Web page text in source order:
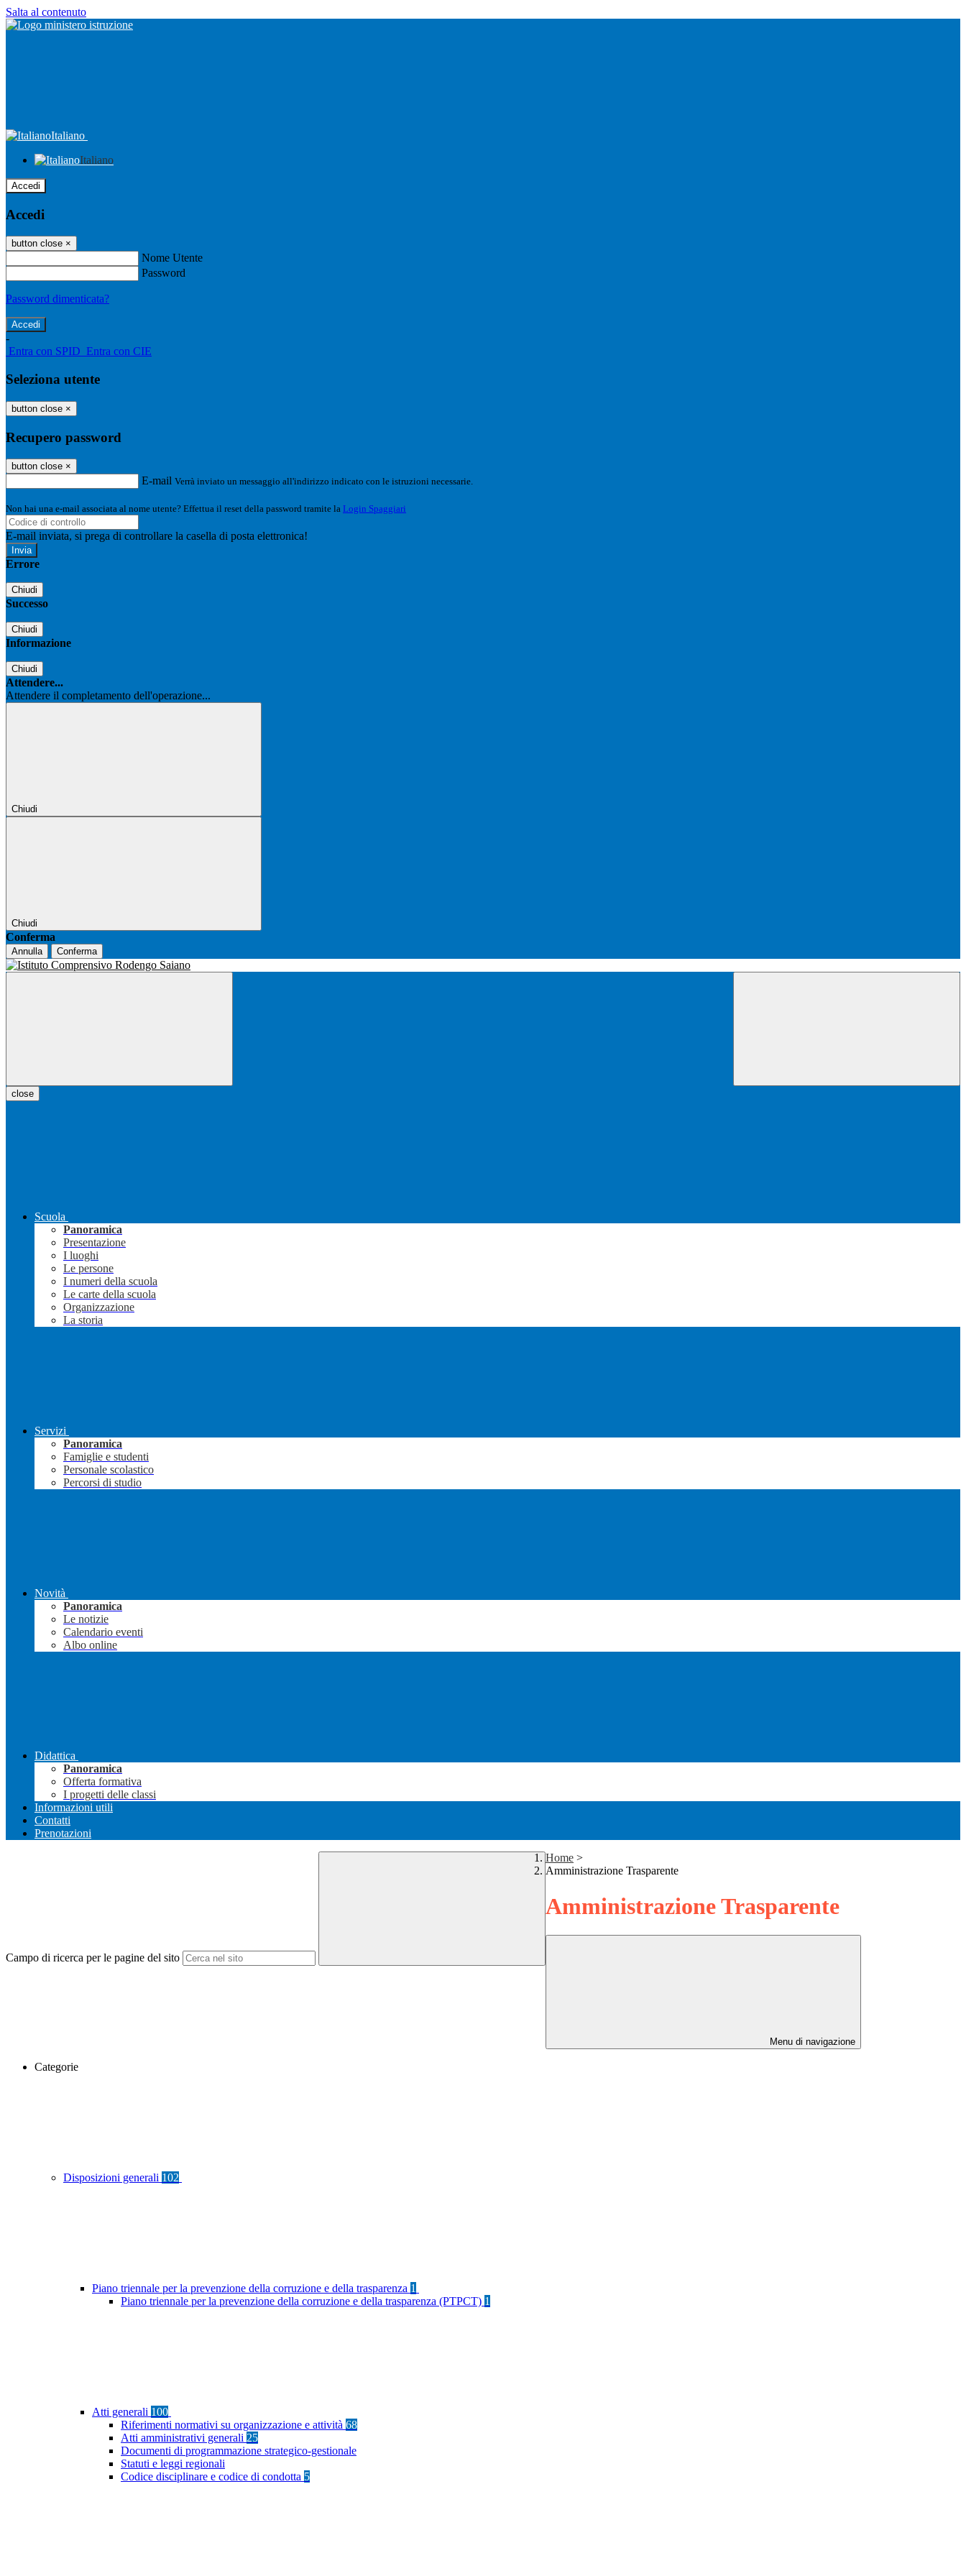
Salta al contenuto
Italiano
Italiano
Accedi
Accedi
button close ×
Nome Utente
Password
Password dimenticata?
-
Entra con SPID Entra con CIE
Seleziona utente
button close ×
Recupero password
button close ×
E-mail Verrà inviato un messaggio all'indirizzo indicato con le istruzioni necessarie.
Non hai una e-mail associata al nome utente? Effettua il reset della password tramite la Login Spaggiari
E-mail inviata, si prega di controllare la casella di posta elettronica!
Errore
Chiudi
Successo
Chiudi
Informazione
Chiudi
Attendere...
Attendere il completamento dell'operazione...
Chiudi
Chiudi
Conferma
Annulla Conferma
close
Scuola
Panoramica
Presentazione
I luoghi
Le persone
I numeri della scuola
Le carte della scuola
Organizzazione
La storia
Servizi
Panoramica
Famiglie e studenti
Personale scolastico
Percorsi di studio
Novità
Panoramica
Le notizie
Calendario eventi
Albo online
Didattica
Panoramica
Offerta formativa
I progetti delle classi
Informazioni utili
Contatti
Prenotazioni
Campo di ricerca per le pagine del sito
Home >
Amministrazione Trasparente
Amministrazione Trasparente
Menu di navigazione
Categorie
Disposizioni generali 102
Piano triennale per la prevenzione della corruzione e della trasparenza 1
Piano triennale per la prevenzione della corruzione e della trasparenza (PTPCT) 1
Atti generali 100
Riferimenti normativi su organizzazione e attività 68
Atti amministrativi generali 25
Documenti di programmazione strategico-gestionale
Statuti e leggi regionali
Codice disciplinare e codice di condotta 5